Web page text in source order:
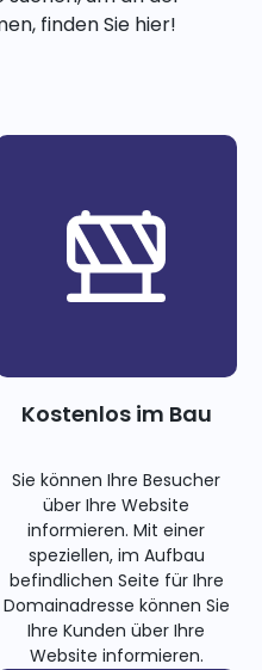
finden Sie hier!
Kostenlos im Bau
Sie können Ihre Besucher
über Ihre Website
informieren. Mit einer
speziellen, im Aufbau
befindlichen Seite für Ihre
Domainadresse können Sie
Ihre Kunden über Ihre
Website informieren.